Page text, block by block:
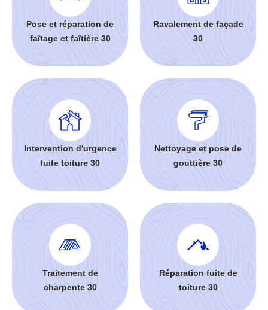
Pose et réparation de
faîtage et faîtière 30
Ravalement de façade
30
Intervention d'urgence
fuite toiture 30
Nettoyage et pose de
gouttière 30
Traitement de
charpente 30
Réparation fuite de
toiture 30